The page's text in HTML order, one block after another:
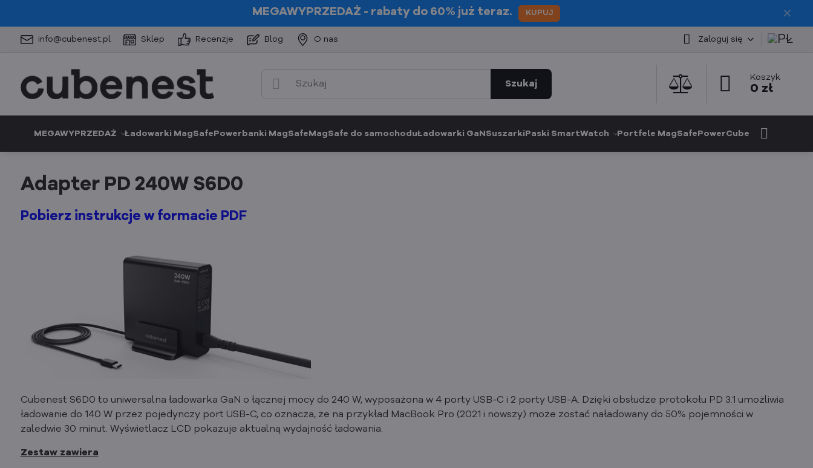
✕
MEGAWYPRZEDAŻ - rabaty do 60% już teraz. KUPUJ
info@cubenest.pl Sklep Recenzje Blog O nas Zaloguj się
Szukaj
Koszyk
0 zł
MEGAWYPRZEDAŻ Ładowarki MagSafe Powerbanki MagSafe MagSafe do samochoduŁadowarki GaN Suszarki Paski SmartWatch Portfele MagSafe PowerCube
Adapter PD 240W S6D0
Pobierz instrukcje w formacie PDF
Cubenest S6D0 to uniwersalna ładowarka GaN o łącznej mocy do 240 W, wyposażona w 4 porty USB-C i 2 porty USB-A. Dzięki obsłudze protokołu PD 3.1 umożliwia
ładowanie do 140 W przez pojedynczy port USB-C, co oznacza, że na przykład MacBook Pro (2021 i nowszy) może zostać naładowany do 50% pojemności w
zaledwie 30 minut. Wyświetlacz LCD pokazuje aktualną wydajność ładowania.
Zestaw zawiera